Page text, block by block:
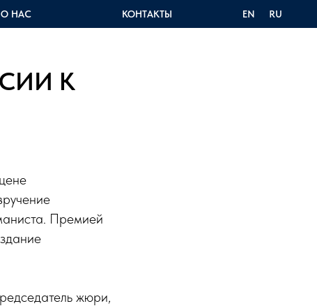
О НАС КОНТАКТЫ EN RU
К
Премией
жюри,